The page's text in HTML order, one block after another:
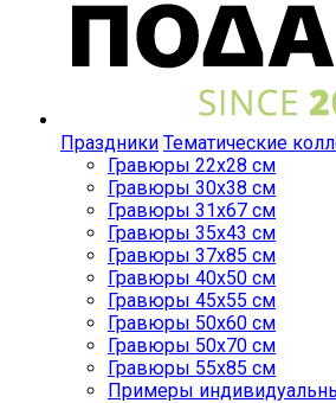
Праздники Тематические
Гравюры 22x28 см
Гравюры 30x38 см
Гравюры 31x67 см
Гравюры 35x43 см
Гравюры 37x85 см
Гравюры 40x50 см
Гравюры 45x55 см
Гравюры 50x60 см
Гравюры 50x70 см
Гравюры 55x85 см
Примеры